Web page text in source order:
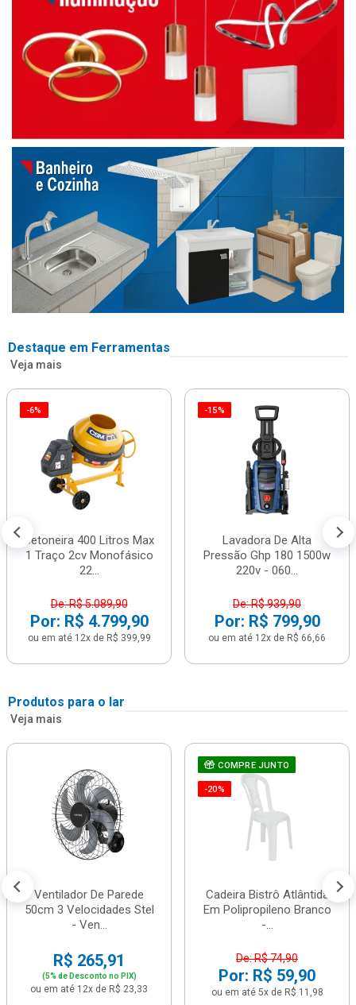
Destaque em Ferramentas
Veja mais
-6%
Betoneira 400 Litros Max
1 Traço 2cv Monofásico
22...
De: R$ 5.089,90
Por: R$ 4.799,90
ou em até 12x de R$ 399,99
-15%
Lavadora De Alta
Pressão Ghp 180 1500w
220v - 060...
De: R$ 939,90
Por: R$ 799,90
ou em até 12x de R$ 66,66
Produtos para o lar
Veja mais
Ventilador De Parede
50cm 3 Velocidades Stel
- Ven...
R$ 265,91
(5% de Desconto no PIX)
ou em até 12x de R$ 23,33
COMPRE JUNTO
-20%
Cadeira Bistrô Atlântida
Em Polipropileno Branco
-...
De: R$ 74,90
Por: R$ 59,90
ou em até 5x de R$ 11,98